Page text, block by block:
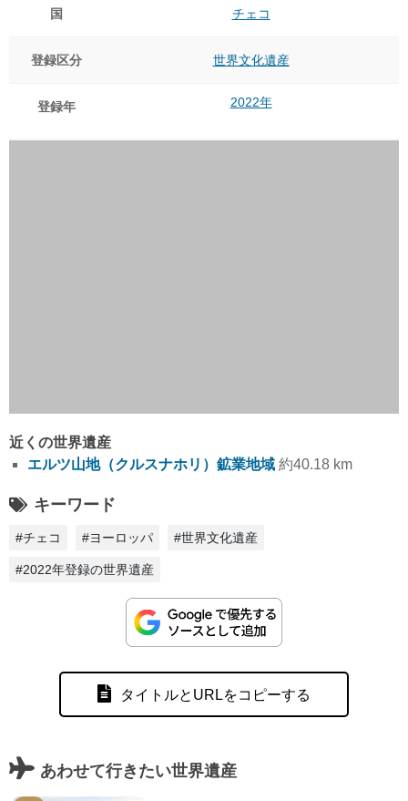
国 チェコ
登録区分 世界文化遺産
登録年 2022年
近くの世界遺産
エルツ山地（クルスナホリ）鉱業地域 約40.18 km
キーワード
#チェコ #ヨーロッパ #世界文化遺産
#2022年登録の世界遺産
タイトルとURLをコピーする
あわせて行きたい世界遺産